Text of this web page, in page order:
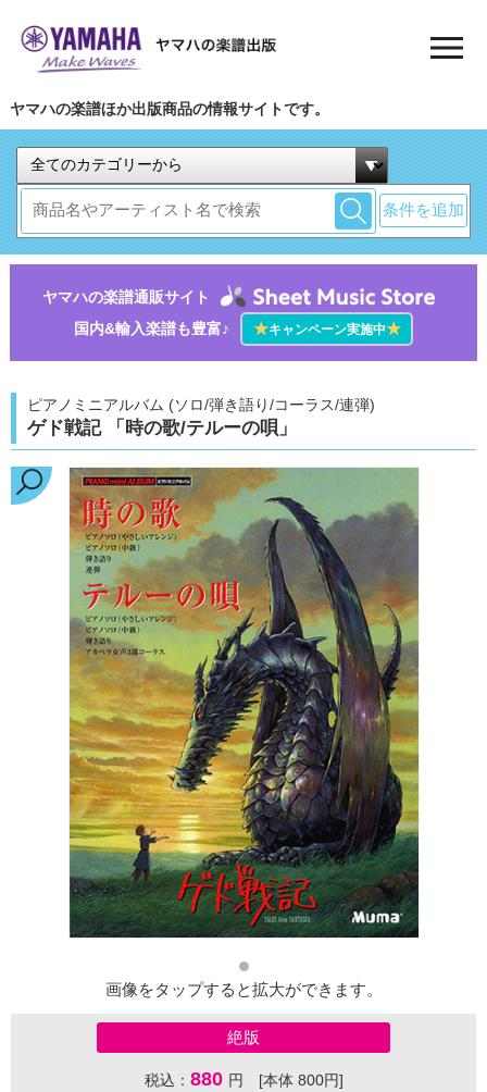
ヤマハの楽譜ほか出版商品の情報サイトです。
条件を追加
ヤマハの楽譜通販サイト
国内&輸入楽譜も豊富♪
★キャンペーン実施中★
ピアノミニアルバム (ソロ/弾き語り/コーラス/連弾)
ゲド戦記 「時の歌/テルーの唄」
画像をタップすると拡大ができます。
絶版
税込： 880 円 [本体 800円]